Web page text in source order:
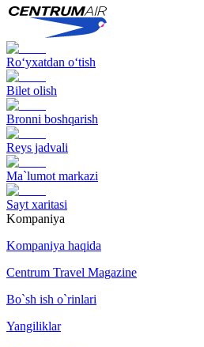
Ro‘yxatdan o‘tish
Bilet olish
Bronni boshqarish
Reys jadvali
Ma`lumot markazi
Sayt xaritasi
Kompaniya
Kompaniya haqida
Centrum Travel Magazine
Bo`sh ish o`rinlari
Yangiliklar